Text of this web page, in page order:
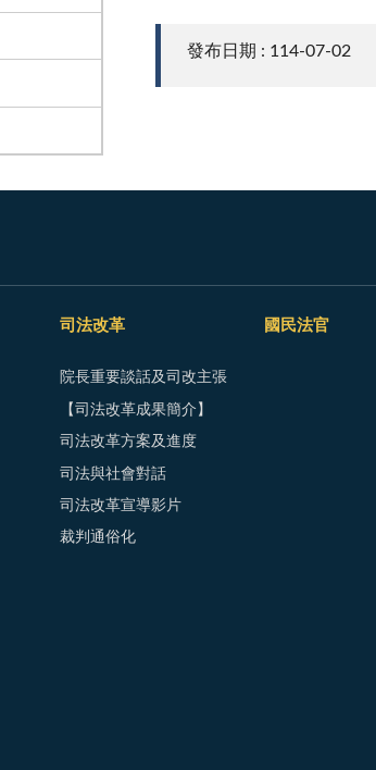
發布日期 : 114-07-02
司法改革
院長重要談話及司改主張
【司法改革成果簡介】
司法改革方案及進度
司法與社會對話
司法改革宣導影片
裁判通俗化
國民法官